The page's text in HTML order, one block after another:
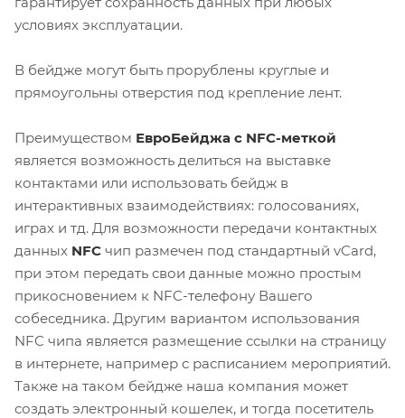
условиях эксплуатации.
В бейдже могут быть прорублены круглые и
прямоугольны отверстия под крепление лент.
Преимуществом ЕвроБейджа с NFC-меткой
является возможность делиться на выставке
контактами или использовать бейдж в
интерактивных взаимодействиях: голосованиях,
играх и тд. Для возможности передачи контактных
данных NFC чип размечен под стандартный vCard,
при этом передать свои данные можно простым
прикосновением к NFC-телефону Вашего
собеседника. Другим вариантом использования
NFC чипа является размещение ссылки на страницу
в интернете, например с расписанием мероприятий.
Также на таком бейдже наша компания может
создать электронный кошелек, и тогда посетитель